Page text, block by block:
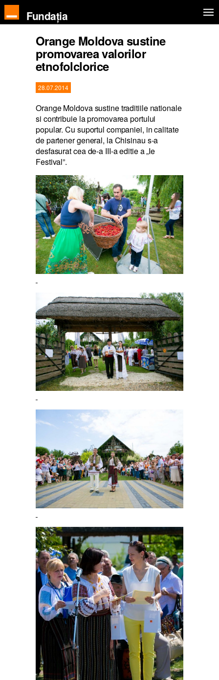
Fundația
Orange Moldova sustine
promovarea valorilor
etnofolclorice
28.07.2014
Orange Moldova sustine traditiile nationale
si contribuie la promovarea portului
popular. Cu suportul companiei, in calitate
de partener general, la Chisinau s-a
desfasurat cea de-a III-a editie a „Ie
Festival”.